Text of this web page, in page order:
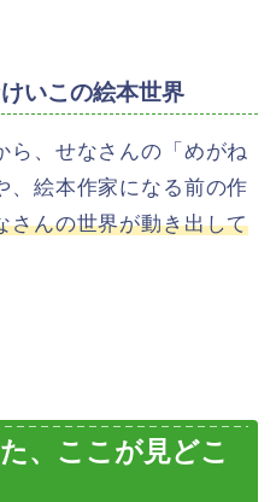
いこの絵本世界
ら、せなさんの「めがね
、絵本作家になる前の作
さんの世界が動き出して
、ここが見どこ